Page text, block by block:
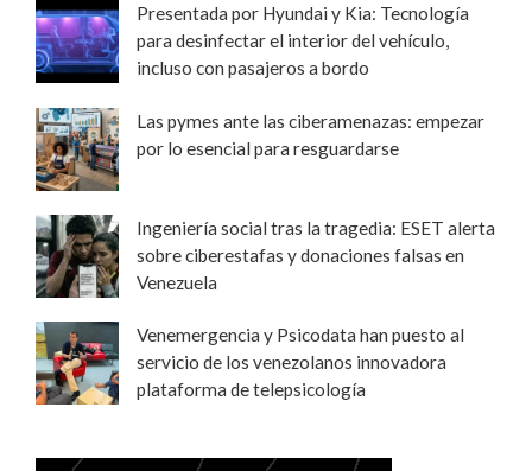
Presentada por Hyundai y Kia: Tecnología
para desinfectar el interior del vehículo,
incluso con pasajeros a bordo
Las pymes ante las ciberamenazas: empezar
por lo esencial para resguardarse
Ingeniería social tras la tragedia: ESET alerta
sobre ciberestafas y donaciones falsas en
Venezuela
Venemergencia y Psicodata han puesto al
servicio de los venezolanos innovadora
plataforma de telepsicología